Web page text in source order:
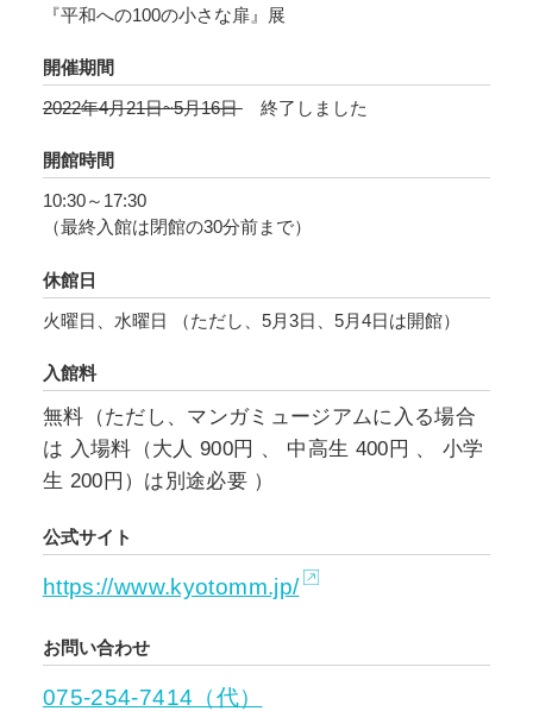
『平和への100の小さな扉』展
開催期間
2022年4月21日~5月16日
終了しました
開館時間
10:30～17:30
（最終入館は閉館の30分前まで）
休館日
火曜日、水曜日 （ただし、5月3日、5月4日は開館）
入館料
無料（ただし、マンガミュージアムに入る場合
は 入場料（大人 900円 、 中高生 400円 、 小学
生 200円）は別途必要 ）
公式サイト
https://www.kyotomm.jp/
お問い合わせ
075-254-7414（代）